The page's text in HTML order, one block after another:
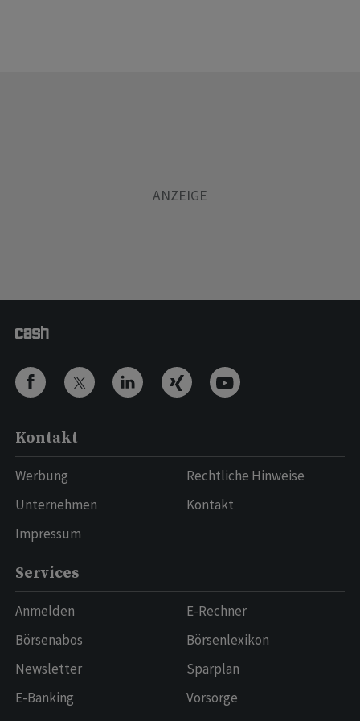
Kontakt
Werbung
Unternehmen
Impressum
Rechtliche Hinweise
Kontakt
Services
Anmelden
Börsenabos
Newsletter
E-Banking
E-Rechner
Börsenlexikon
Sparplan
Vorsorge